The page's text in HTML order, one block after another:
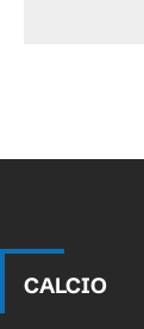
CALCIO